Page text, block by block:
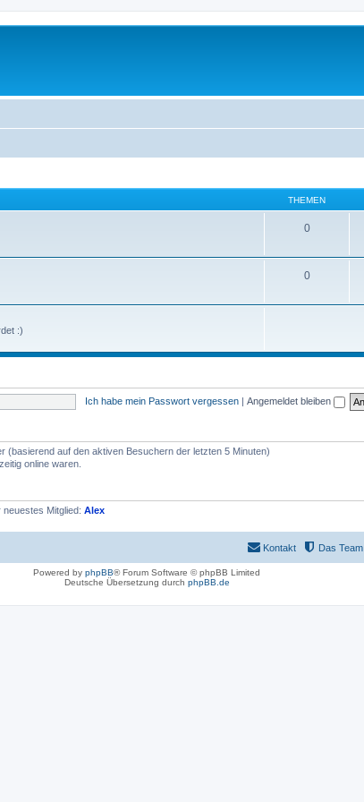
THEMEN
0
0
:)
Ich habe mein Passwort vergessen | Angemeldet bleiben
(basierend auf den aktiven Besuchern der letzten 5 Minuten)
online waren.
neuestes Mitglied: Alex
Das Team
Kontakt
Powered by phpBB® Forum Software © phpBB Limited
Deutsche Übersetzung durch phpBB.de